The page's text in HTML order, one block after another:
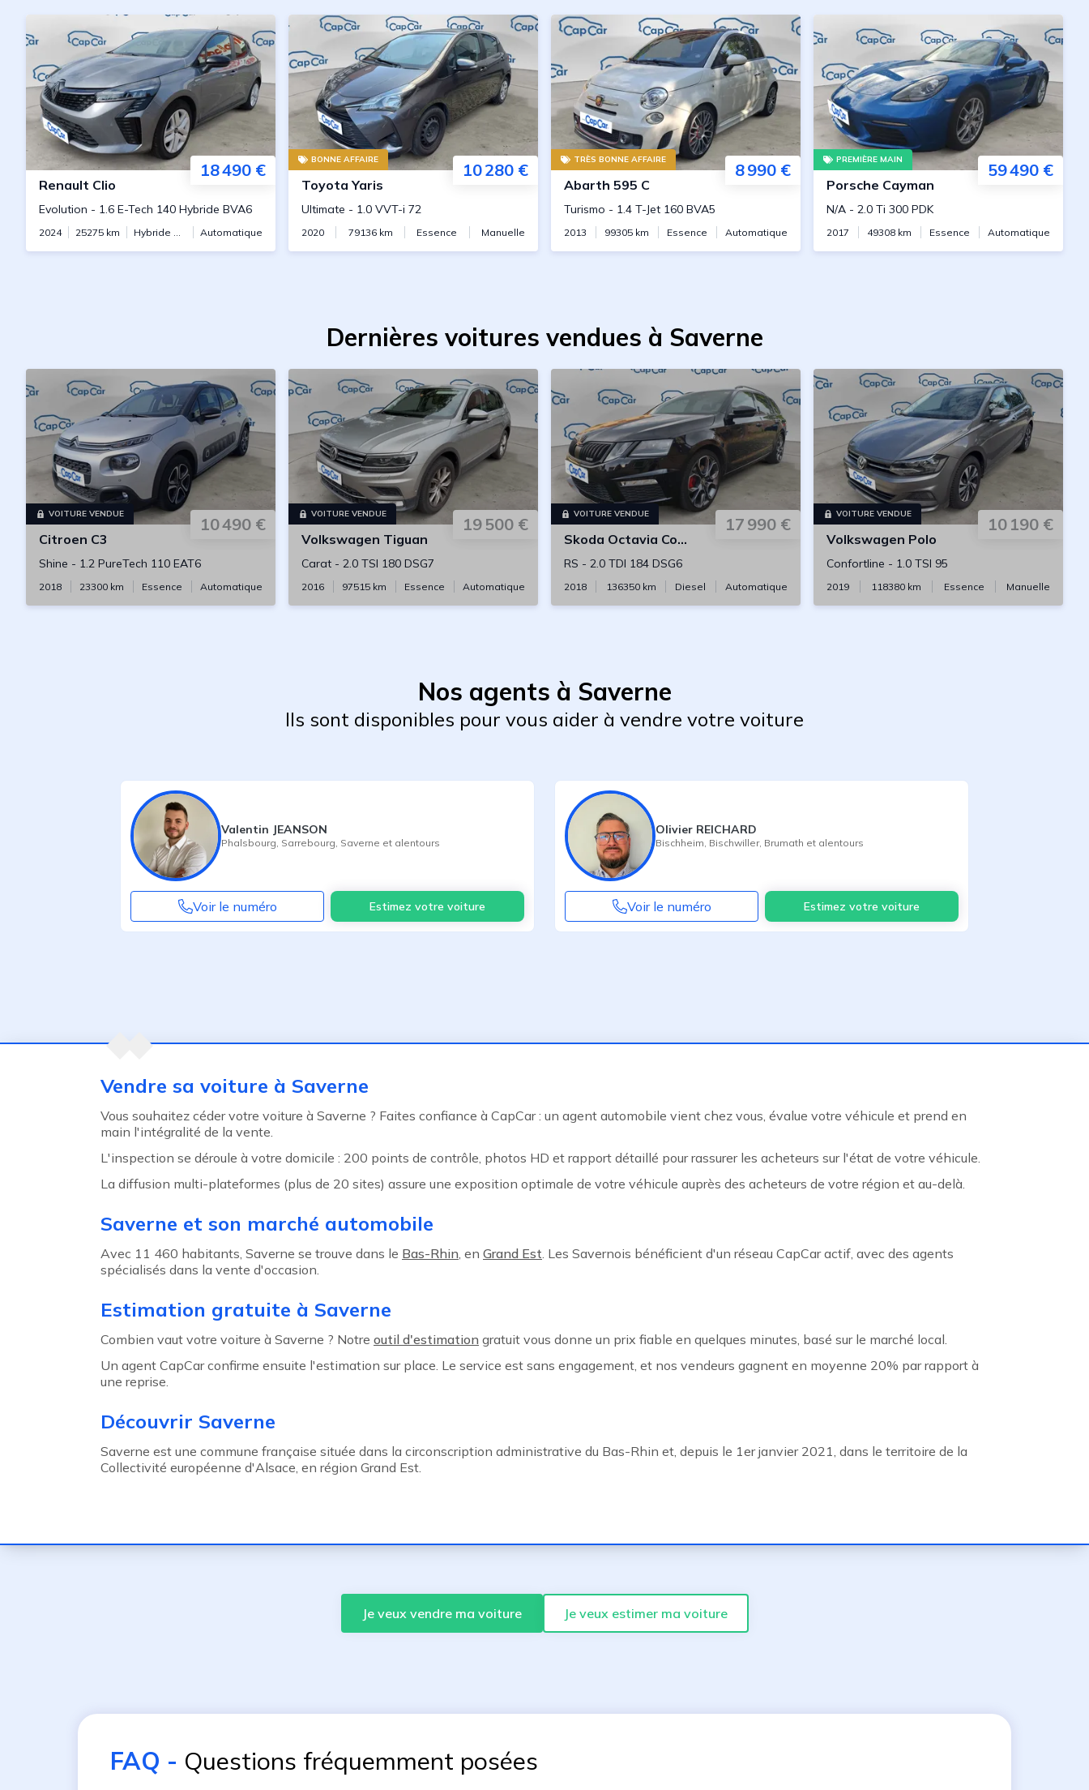
18 490 €
Renault Clio
Evolution - 1.6 E-Tech 140 Hybride BVA6
2024 25275 km Hybride essence Automatique
BONNE AFFAIRE
10 280 €
Toyota Yaris
Ultimate - 1.0 VVT-i 72
2020 79136km Essence Manuelle
TRÈS BONNE AFFAIRE
8 990 €
Abarth 595 C
Turismo - 1.4 T-Jet 160 BVA5
2013 99305 km Essence Automatique
PREMIÈRE MAIN
59 490 €
Porsche Cayman
N/A - 2.0 Ti 300 PDK
2017 49308 km Essence Automatique
Dernières voitures vendues à Saverne
VOITURE VENDUE
10 490 €
Citroen C3
Shine - 1.2 PureTech 110 EAT6
2018 23300 km Essence Automatique
VOITURE VENDUE
19 500 €
Volkswagen Tiguan
Carat - 2.0 TSI 180 DSG7
2016 97515 km Essence Automatique
VOITURE VENDUE
17 990 €
Skoda Octavia Combi
RS - 2.0 TDI 184 DSG6
2018 136350km Diesel Automatique
VOITURE VENDUE
10 190 €
Volkswagen Polo
Confortline - 1.0 TSI 95
2019 118380 km Essence Manuelle
Nos agents à Saverne
Ils sont disponibles pour vous aider à vendre votre voiture
Valentin JEANSON
Phalsbourg Sarrebourg Saverne et alentours
Voir le numéro Estimez votre voiture
Olivier REICHARD
Bischheim Bischwiller, Brumath et alentours
Voir le numéro Estimez votre voiture
Agent précédentVendre sa voiture à Saverne
Vous souhaitez céder votre voiture à Saverne ? Faites confiance à CapCar : un agent automobile vient chez vous, évalue votre véhicule et prend en
main l'intégralité de la vente.
L'inspection se déroule à votre domicile : 200 points de contrôle, photos HD et rapport détaillé pour rassurer les acheteurs sur l'état de votre véhicule.
La diffusion multi-plateformes (plus de 20 sites) assure une exposition optimale de votre véhicule auprès des acheteurs de votre région et au-delà.
Saverne et son marché automobile
Avec 11 460 habitants, Saverne se trouve dans le Bas-Rhin, en Grand Est. Les Savernois bénéficient d'un réseau CapCar actif, avec des agents
spécialisés dans la vente d'occasion.
Estimation gratuite à Saverne
Combien vaut votre voiture à Saverne ? Notre outil d'estimation gratuit vous donne un prix fiable en quelques minutes, basé sur le marché local.
Un agent CapCar confirme ensuite l'estimation sur place. Le service est sans engagement, et nos vendeurs gagnent en moyenne 20% par rapport à
une reprise.
Découvrir Saverne
Saverne est une commune française située dans la circonscription administrative du Bas-Rhin et, depuis le 1er janvier 2021, dans le territoire de la
Collectivité européenne d'Alsace, en région Grand Est.
Je veux vendre ma voiture Je veux estimer ma voiture
FAQ - Questions fréquemment posées